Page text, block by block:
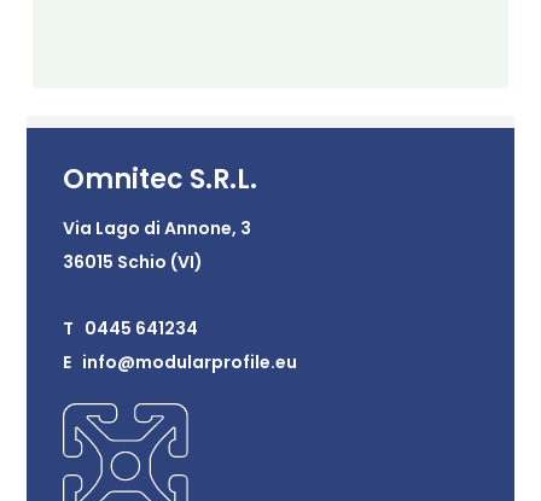
Omnitec S.R.L.
Via Lago di Annone, 3
36015 Schio (VI)
T 0445 641234
E info@modularprofile.eu